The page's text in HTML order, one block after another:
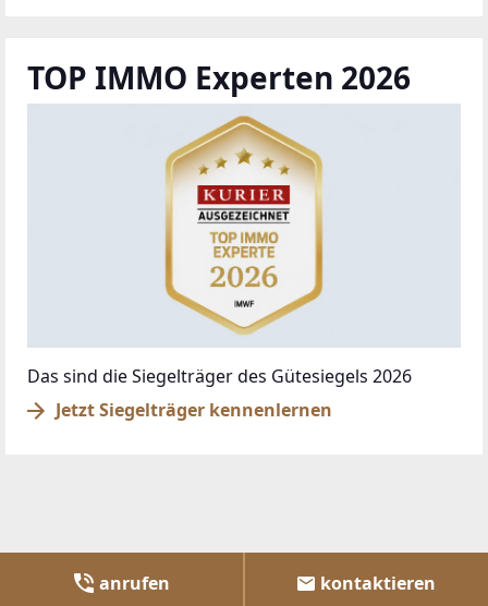
TOP IMMO Experten 2026
Das sind die Siegelträger des Gütesiegels 2026
Jetzt Siegelträger kennenlernen
anrufen kontaktieren